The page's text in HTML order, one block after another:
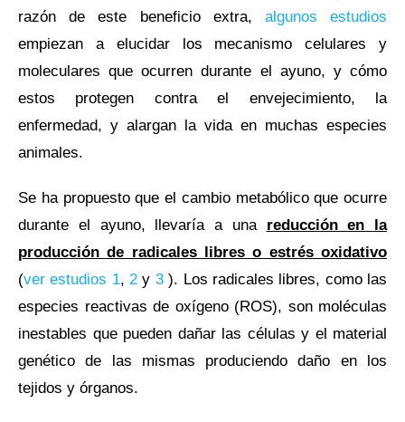
razón de este beneficio extra, algunos estudios
empiezan a elucidar los mecanismo celulares y
moleculares que ocurren durante el ayuno, y cómo
estos protegen contra el envejecimiento, la
enfermedad, y alargan la vida en muchas especies
animales.
Se ha propuesto que el cambio metabólico que ocurre
durante el ayuno, llevaría a una reducción en la
producción de radicales libres o estrés oxidativo
(ver estudios 1,2 y 3). Los radicales libres, como las
especies reactivas de oxígeno (ROS), son moléculas
inestables que pueden dañar las células y el material
genético de las mismas produciendo daño en los
tejidos y órganos.